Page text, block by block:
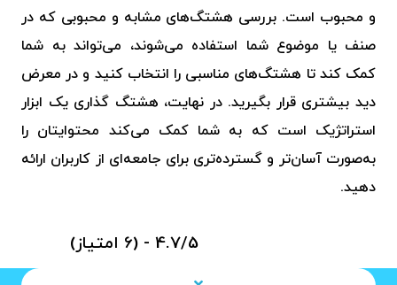
و محبوب است. بررسی هشتگ‌های مشابه و محبوبی که در
صنف یا موضوع شما استفاده می‌شوند، می‌تواند به شما
کمک کند تا هشتگ‌های مناسبی را انتخاب کنید و در معرض
دید بیشتری قرار بگیرید. در نهایت، هشتگ‌ گذاری یک ابزار
استراتژیک است که به شما کمک می‌کند محتوایتان را
به‌صورت آسان‌تر و گسترده‌تری برای جامعه‌ای از کاربران ارائه
دهید.
4.7/5 - (6 امتیاز)